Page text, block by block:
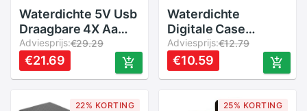
Waterdichte 5V Usb
Draagbare 4X Aa
Battery Charger Kit
Power Bank Case
Box Rental &
Adviesprijs:€29.29
€21.69
Waterdichte
Digitale Case
Opbergtas Tasje
Voor Usb-kabel
Power Bank Meisje
Adviesprijs:€12.79
€10.59
22% KORTING 25% KORTING